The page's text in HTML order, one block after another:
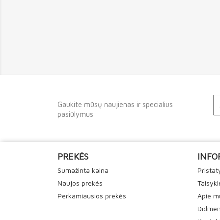
Gaukite mūsų naujienas ir specialius
pasiūlymus
PREKĖS
Sumažinta kaina
Naujos prekės
Perkamiausios prekės
Apie